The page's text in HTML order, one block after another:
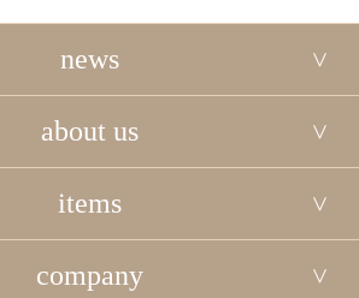
news
about us
items
company